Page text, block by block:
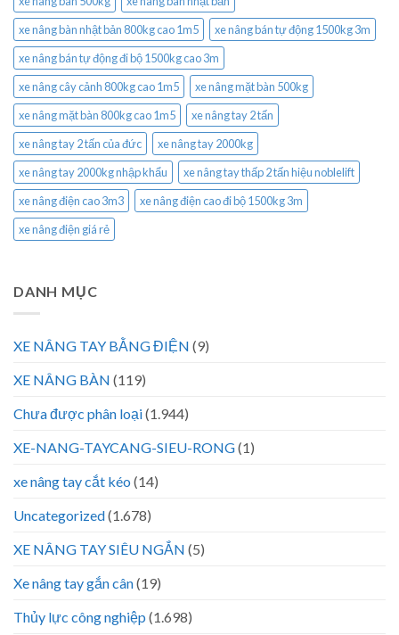
xe nâng bàn nhật bản 800kg cao 1m5
xe nâng bán tự động 1500kg 3m
xe nâng bán tự động đi bộ 1500kg cao 3m
xe nâng cây cảnh 800kg cao 1m5
xe nâng mặt bàn 500kg
xe nâng mặt bàn 800kg cao 1m5
xe nâng tay 2 tấn
xe nâng tay 2 tấn của đức
xe nâng tay 2000kg
xe nâng tay 2000kg nhập khẩu
xe nâng tay thấp 2 tấn hiệu noblelift
xe nâng điện cao 3m3
xe nâng điện cao đi bộ 1500kg 3m
xe nâng điện giá rẻ
DANH MỤC
XE NÂNG TAY BẰNG ĐIỆN (9)
XE NÂNG BÀN (119)
Chưa được phân loại(1.944)
XE-NANG-TAYCANG-SIEU-RONG(1)
xe nâng tay cắt kéo (14)
Uncategorized(1.678)
XE NÂNG TAY SIÊU NGẮN (5)
Xe nâng tay gắn cân(19)
Thủy lực công nghiệp (1.698)